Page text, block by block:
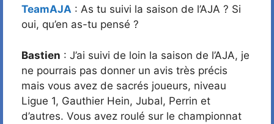
TeamAJA : As tu suivi la saison de l’AJA ? Si
oui, qu’en as-tu pensé ?
Bastien : J’ai suivi de loin la saison de l’AJA, je
ne pourrais pas donner un avis très précis
mais vous avez de sacrés joueurs, niveau
Ligue 1, Gauthier Hein, Jubal, Perrin et
d’autres. Vous avez roulé sur le championnat